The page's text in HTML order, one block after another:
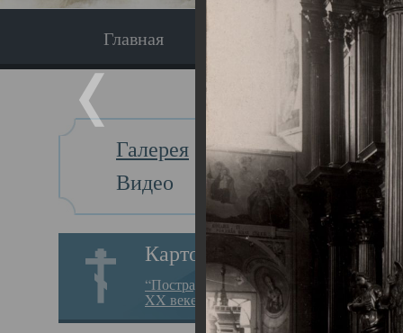
Главная Экскурсия
Галерея
Видео
Картотека
“Пострадавшие за веру в
XX веке на Севере”
Главная